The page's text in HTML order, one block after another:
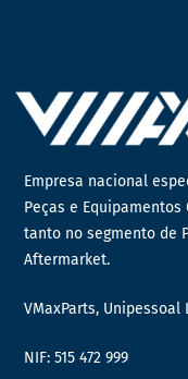
Empresa nacional
Peças e
tanto no segmento de
Aftermarket.
VMaxParts, Unipessoal
NIF: 515 472 999